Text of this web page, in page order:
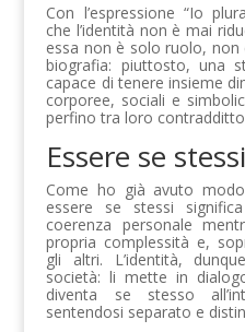
Con l’espressione “Io
che l’identità non è mai
essa non è solo ruolo,
biografia: piuttosto, una
capace di tenere insieme
corporee, sociali e
perfino tra loro
Essere se stessi
Come ho già avuto
essere se stessi
coerenza personale
propria complessità e,
gli altri. L’identità,
società: li mette in
diventa se stesso
sentendosi separato e